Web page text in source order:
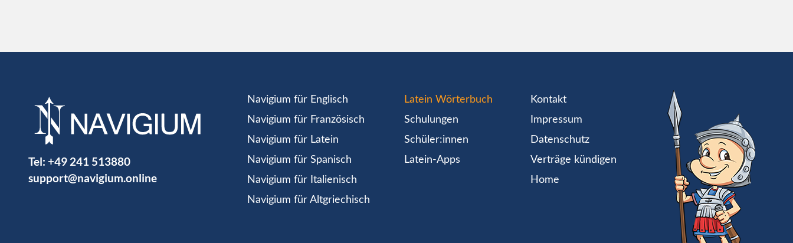
Tel: +49 241 513880
support@navigium.online
Navigium für Englisch
Navigium für Französisch
Navigium für Latein
Navigium für Spanisch
Navigium für Italienisch
Navigium für Altgriechisch
Latein Wörterbuch
Schulungen
Schüler:innen
Latein-Apps
Kontakt
Impressum
Datenschutz
Verträge kündigen
Home